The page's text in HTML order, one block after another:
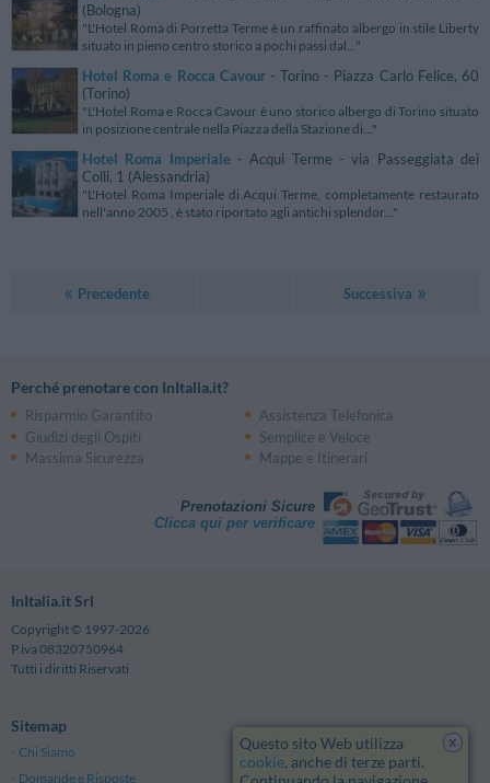
(Bologna)
"L'Hotel Roma di Porretta Terme è un raffinato albergo in stile Liberty
situato in pieno centro storico a pochi passi dal..."
Hotel Roma e Rocca Cavour- Torino - Piazza Carlo Felice, 60
(Torino)
"L'Hotel Roma e Rocca Cavour è uno storico albergo di Torino situato
in posizione centrale nella Piazza della Stazione di..."
Hotel Roma Imperiale- Acqui Terme - via Passeggiata dei
Colli, 1 (Alessandria)
"L'Hotel Roma Imperiale di Acqui Terme, completamente restaurato
nell'anno 2005 , è stato riportato agli antichi splendor..."
Precedente Successiva
Perché prenotare con InItalia.it?
Risparmio Garantito
Assistenza Telefonica
Giudizi degli Ospiti
Semplice e Veloce
Massima Sicurezza
Mappe e Itinerari
Prenotazioni Sicure
Clicca qui per verificare
InItalia.it Srl
Copyright © 1997-2026
P.iva 08320750964
Tutti i diritti Riservati
Sitemap
Chi Siamo
Note Legali
Domande e Risposte
Privacy
x
Questo sito Web utilizza
cookie, anche di terze parti.